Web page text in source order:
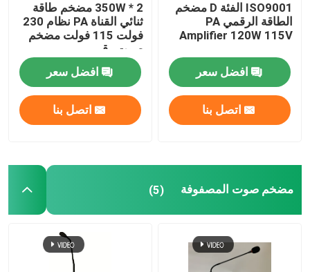
ISO9001 الفئة D مضخم
الطاقة الرقمي PA
Amplifier 120W 115V
افضل سعر
اتصل بنا
2 * 350W مضخم طاقة
ثنائي القناة PA نظام 230
فولت 115 فولت مضخم
صوت رقمي
افضل سعر
اتصل بنا
مضخم صوت المصفوفة (5)